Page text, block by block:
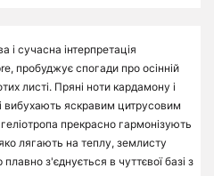
і сучасна інтерпретація
пробуджує спогади про осінній
листі. Пряні ноти кардамону і
вибухають яскравим цитрусовим
прекрасно гармонізують
лягають на теплу, землисту
з'єднується в чуттєвої базі з